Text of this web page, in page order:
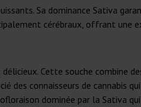
Sa dominance Sativa
cérébraux, offrant une
Cette souche combine
des connaisseurs de cannabis
dominée par la Sativa